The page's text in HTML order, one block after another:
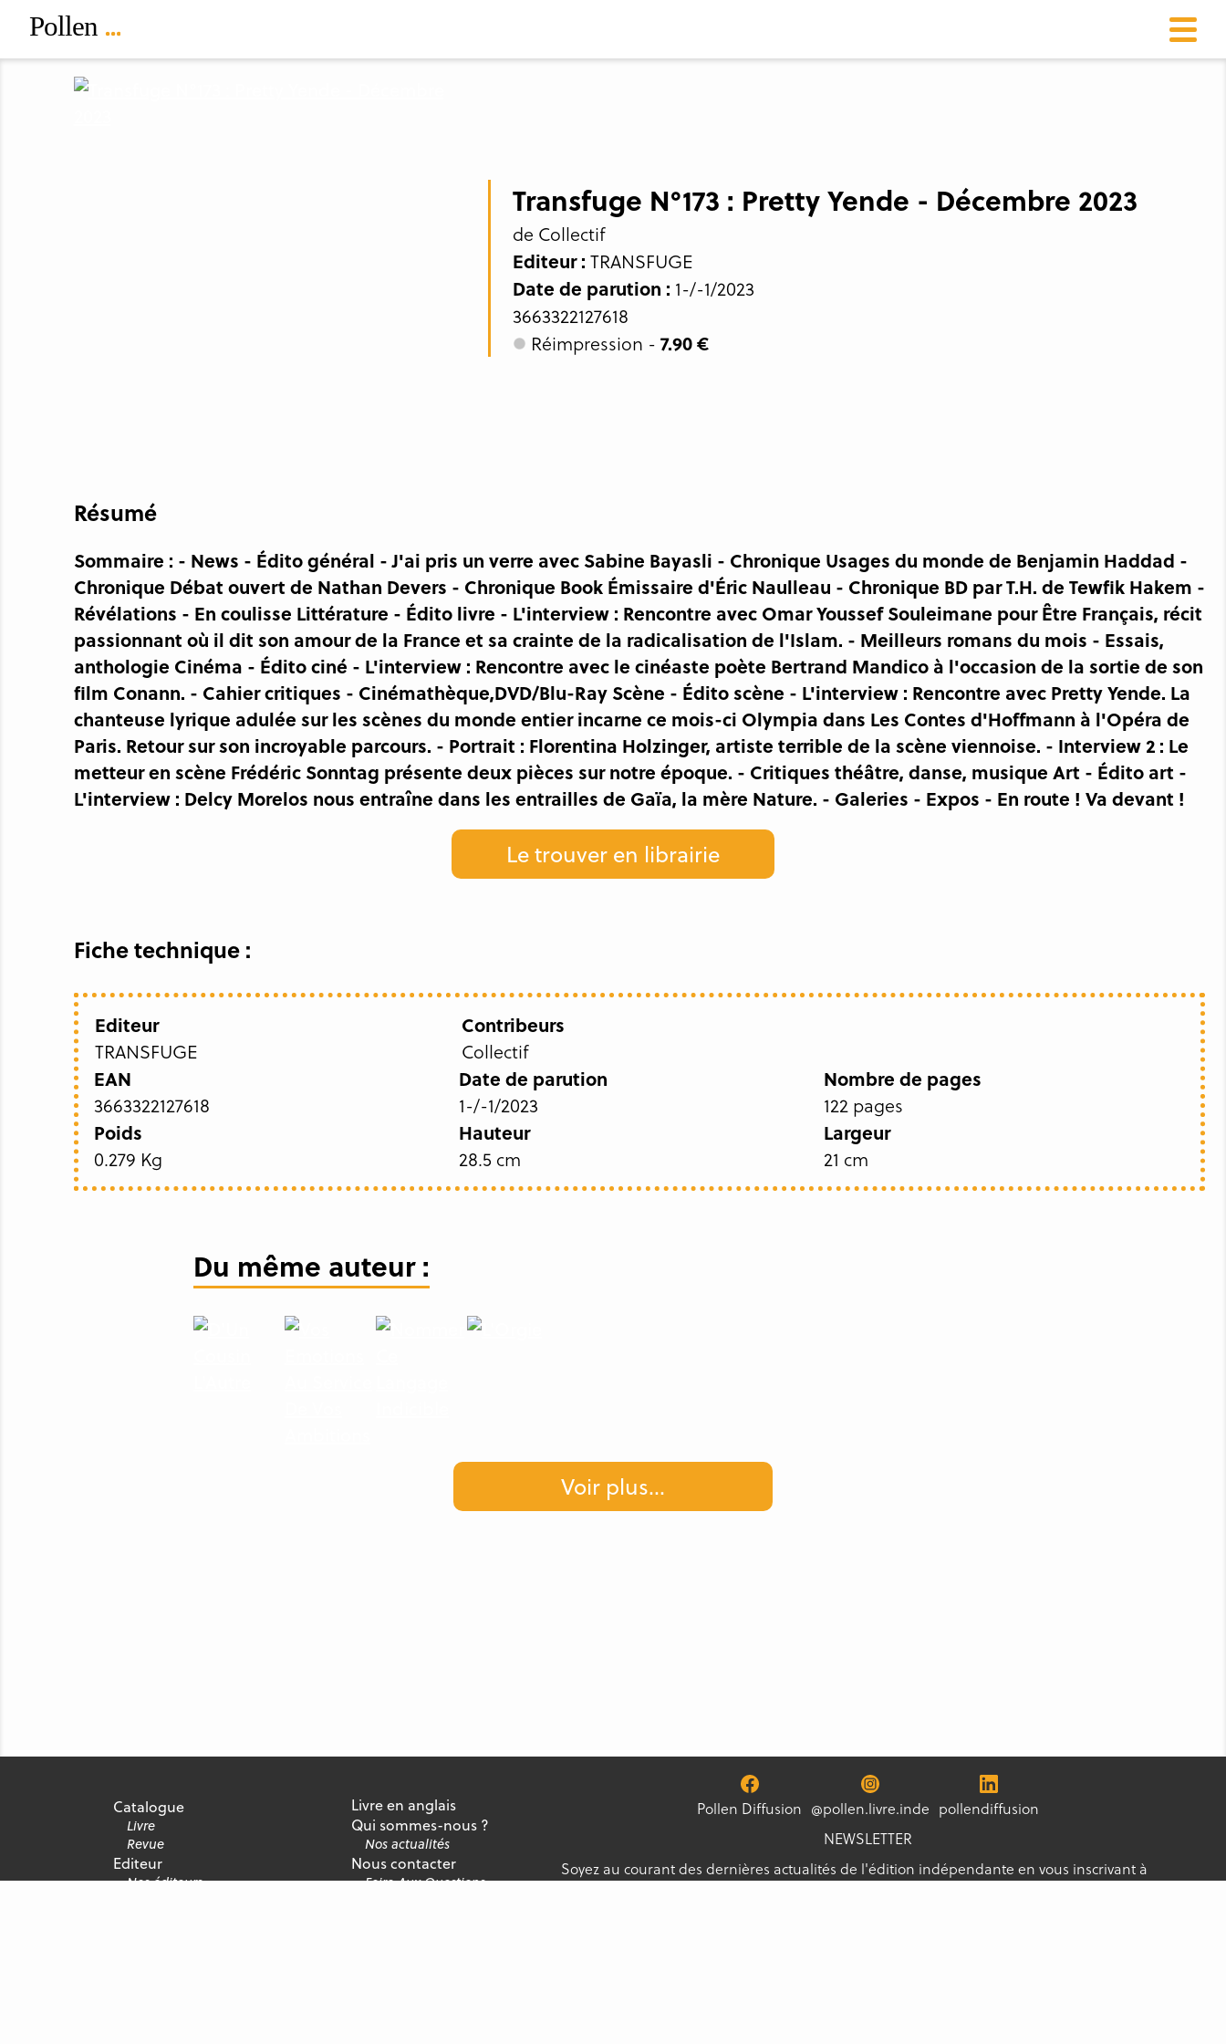
Transfuge N°173 : Pretty Yende - Décembre 2023
de Collectif
Editeur : TRANSFUGE
Date de parution : 1-/-1/2023
3663322127618
Réimpression - 7.90 €
Résumé
Sommaire : - News - Édito général - J'ai pris un verre avec Sabine Bayasli - Chronique Usages du monde de Benjamin Haddad -
Chronique Débat ouvert de Nathan Devers - Chronique Book Émissaire d'Éric Naulleau - Chronique BD par T.H. de Tewfik Hakem -
Révélations - En coulisse Littérature - Édito livre - L'interview : Rencontre avec Omar Youssef Souleimane pour Être Français, récit
passionnant où il dit son amour de la France et sa crainte de la radicalisation de l'Islam. - Meilleurs romans du mois - Essais,
anthologie Cinéma - Édito ciné - L'interview : Rencontre avec le cinéaste poète Bertrand Mandico à l'occasion de la sortie de son
film Conann. - Cahier critiques - Cinémathèque,DVD/Blu-Ray Scène - Édito scène - L'interview : Rencontre avec Pretty Yende. La
chanteuse lyrique adulée sur les scènes du monde entier incarne ce mois-ci Olympia dans Les Contes d'Hoffmann à l'Opéra de
Paris. Retour sur son incroyable parcours. - Portrait : Florentina Holzinger, artiste terrible de la scène viennoise. - Interview 2 : Le
metteur en scène Frédéric Sonntag présente deux pièces sur notre époque. - Critiques théâtre, danse, musique Art - Édito art -
L'interview : Delcy Morelos nous entraîne dans les entrailles de Gaïa, la mère Nature. - Galeries - Expos - En route ! Va devant !
Le trouver en librairie
Fiche technique :
Editeur
TRANSFUGE
Contribeurs
Collectif
EAN
3663322127618
Date de parution
1-/-1/2023
Nombre de pages
122 pages
Poids
0.279 Kg
Hauteur
28.5 cm
Largeur
21 cm
Du même auteur :
Voir plus...
Catalogue
Livre
Revue
Editeur
Nos éditeurs
Livre en anglais
Qui sommes-nous ?
Nos actualités
Nous contacter
Foire Aux Questions
Pollen Diffusion @pollen.livre.inde pollendiffusion
NEWSLETTER
Soyez au courant des dernières actualités de l'édition indépendante en vous inscrivant à